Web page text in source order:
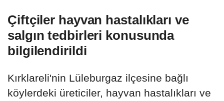
Çiftçiler hayvan hastalıkları ve
salgın tedbirleri konusunda
bilgilendirildi
Kırklareli'nin Lüleburgaz ilçesine bağlı
köylerdeki üreticiler, hayvan hastalıkları ve